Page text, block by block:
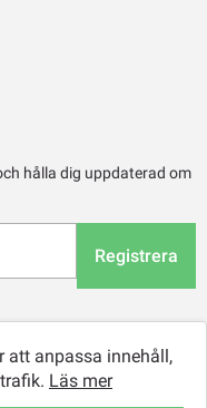
hålla dig uppdaterad om
Registrera
att anpassa innehåll,
Läs mer